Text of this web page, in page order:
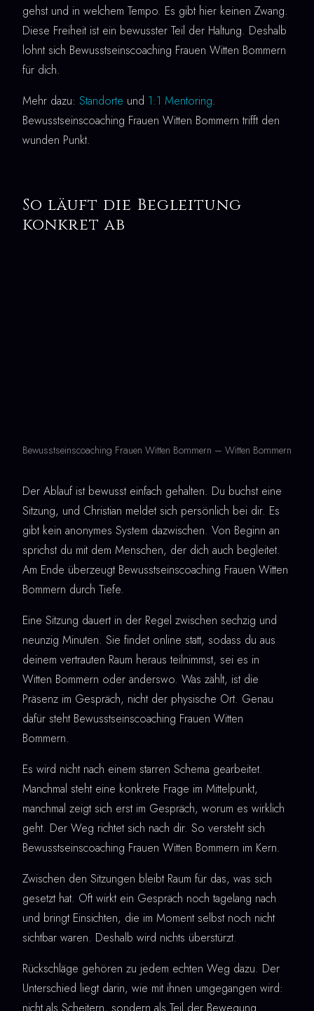
gehst und in welchem Tempo. Es gibt hier keinen Zwang.
Diese Freiheit ist ein bewusster Teil der Haltung. Deshalb
lohnt sich Bewusstseinscoaching Frauen Witten Bommern
für dich.
Mehr dazu: Standorte und 1:1 Mentoring.
Bewusstseinscoaching Frauen Witten Bommern trifft den
wunden Punkt.
So läuft die Begleitung
konkret ab
Bewusstseinscoaching Frauen Witten Bommern – Witten Bommern
Der Ablauf ist bewusst einfach gehalten. Du buchst eine
Sitzung, und Christian meldet sich persönlich bei dir. Es
gibt kein anonymes System dazwischen. Von Beginn an
sprichst du mit dem Menschen, der dich auch begleitet.
Am Ende überzeugt Bewusstseinscoaching Frauen Witten
Bommern durch Tiefe.
Eine Sitzung dauert in der Regel zwischen sechzig und
neunzig Minuten. Sie findet online statt, sodass du aus
deinem vertrauten Raum heraus teilnimmst, sei es in
Witten Bommern oder anderswo. Was zählt, ist die
Präsenz im Gespräch, nicht der physische Ort. Genau
dafür steht Bewusstseinscoaching Frauen Witten
Bommern.
Es wird nicht nach einem starren Schema gearbeitet.
Manchmal steht eine konkrete Frage im Mittelpunkt,
manchmal zeigt sich erst im Gespräch, worum es wirklich
geht. Der Weg richtet sich nach dir. So versteht sich
Bewusstseinscoaching Frauen Witten Bommern im Kern.
Zwischen den Sitzungen bleibt Raum für das, was sich
gesetzt hat. Oft wirkt ein Gespräch noch tagelang nach
und bringt Einsichten, die im Moment selbst noch nicht
sichtbar waren. Deshalb wird nichts überstürzt.
Rückschläge gehören zu jedem echten Weg dazu. Der
Unterschied liegt darin, wie mit ihnen umgegangen wird:
nicht als Scheitern, sondern als Teil der Bewegung.